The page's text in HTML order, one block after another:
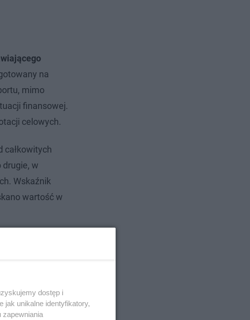
na
mimo
finansowej.
celowych.
całkowitych
w
Wskaźnik
wartość w
dostęp i
jak unikalne identyfikatory,
zapewniania